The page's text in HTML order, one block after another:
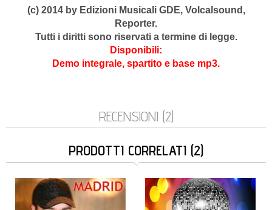
(c) 2014 by Edizioni Musicali GDE, Volcalsound,
Reporter.
Tutti i diritti sono riservati a termine di legge.
Disponibili:
Demo integrale, spartito e base mp3.
RECENSIONI (2)
PRODOTTI CORRELATI (2)